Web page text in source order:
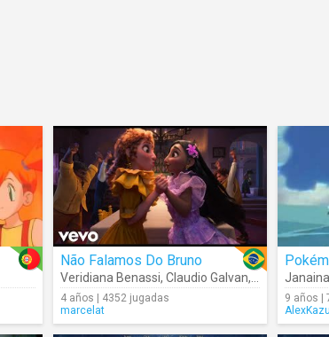
Não Falamos Do Bruno
Veridiana Benassi, Claudio Galvan, Jeniffer
4 años | 4352 jugadas
marcelat
9 años |